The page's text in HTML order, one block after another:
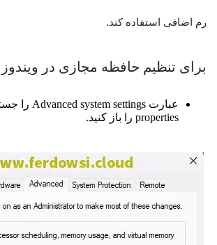
رم اضافی استفاده کند.
برای تنظیم حافظه مجازی در
properties را باز کنید.